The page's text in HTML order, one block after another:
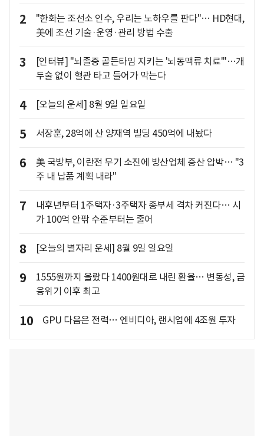
2
"한화는 조선소 인수, 우리는 노하우를 판다"… HD현대,
美에 조선 기술·운영·관리 방법 수출
3
[인터뷰] "뇌졸중 골든타임 지키는 '뇌동맥류 치료'"…개
두술 없이 혈관 타고 들어가 막는다
4 [오늘의 운세] 8월 9일 일요일
5 서장훈, 28억에 산 양재역 빌딩 450억에 내놨다
6
美 국방부, 이란전 무기 소진에 방산업체 증산 압박… "3
주 내 납품 계획 내라"
7
내후년부터 1주택자·3주택자 종부세 격차 커진다… 시
가 100억 안팎 수준부터는 줄어
8 [오늘의 별자리 운세] 8월 9일 일요일
9
1555원까지 올랐다 1400원대로 내린 환율… 변동성, 금
융위기 이후 최고
10 GPU 다음은 전력… 엔비디아, 랜시엄에 4조원 투자